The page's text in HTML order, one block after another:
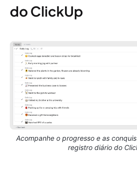
do ClickUp
Acompanhe o progresso e as
registro diário do